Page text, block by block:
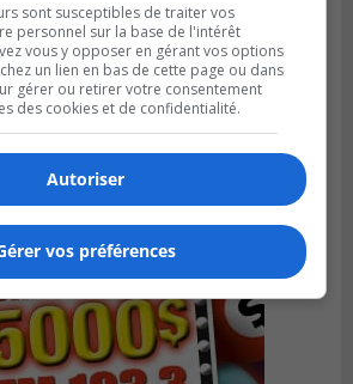
05h39
camping du lac Cristal était
sont susceptibles de traiter vos
personnel sur la base de l'intérêt
vous y opposer en gérant vos options
un lien en bas de cette page ou dans
gérer ou retirer votre consentement
des cookies et de confidentialité.
Autoriser
vos préférences